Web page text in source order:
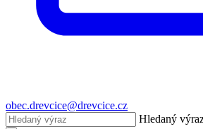
obec.drevcice@drevcice.cz
Hledaný